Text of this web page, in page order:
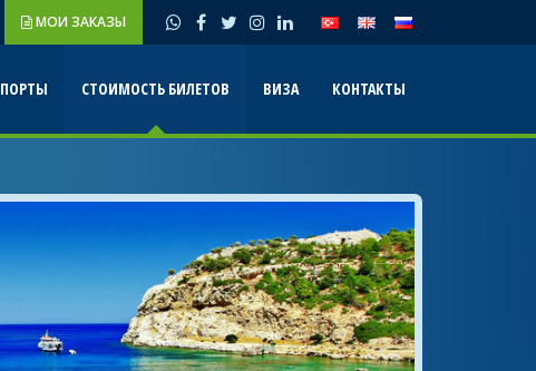
МОИ ЗАКАЗЫ
ПОРТЫ СТОИМОСТЬ БИЛЕТОВ ВИЗА КОНТАКТЫ